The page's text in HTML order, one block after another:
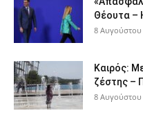
Θέουτα –
8 Αυγούστου
Καιρός:
ζέστης –
8 Αυγούστου